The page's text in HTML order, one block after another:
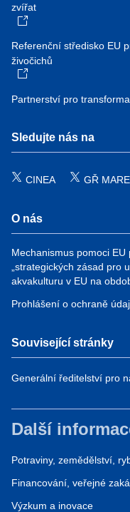
zvířat
Referenční středisko EU
živočichů
Partnerství pro
Sledujte nás na
CINEA GŘ MARE
O nás
Mechanismus pomoci
„strategických zásad pro
akvakulturu v EU na
Prohlášení o ochraně
Související stránky
Generální ředitelství pro
Další
Potraviny, zemědělství,
Financování, veřejné
Výzkum a inovace